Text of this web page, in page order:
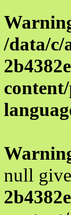
/data/c/
null